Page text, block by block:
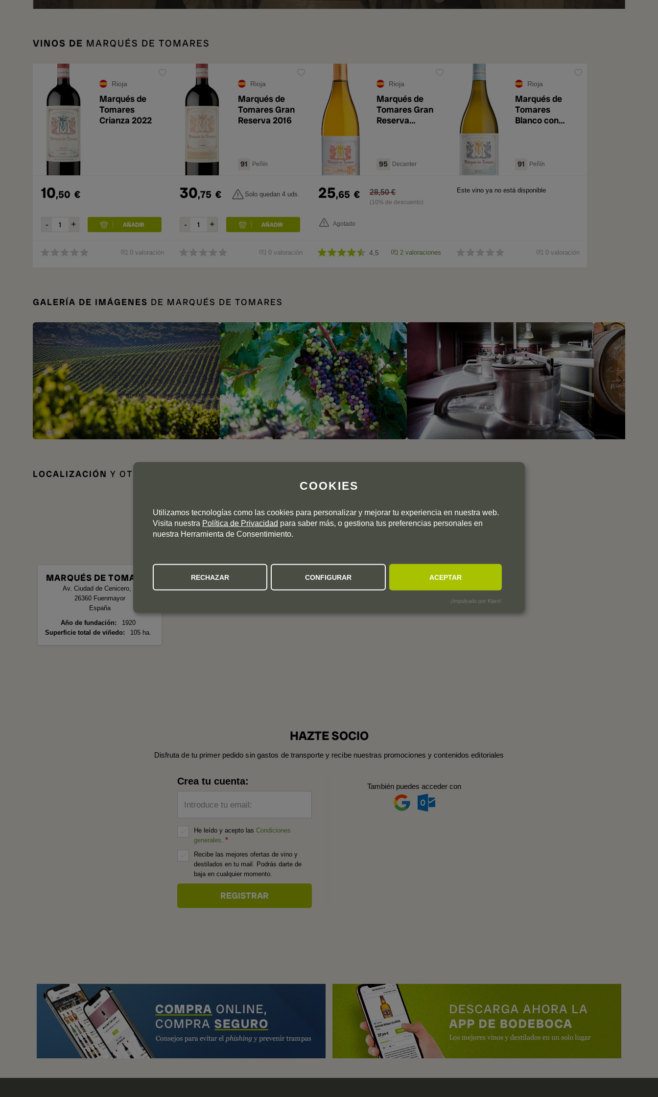
VINOS DE MARQUÉS DE TOMARES
Rioja
Marqués de
Tomares
Crianza 2022
10,50 €
0 valoración
Rioja
Marqués de
Tomares Gran
Reserva 2016
91 Peñín
30,75 € Solo quedan 4 uds.
0 valoración
Rioja
Marqués de
Tomares Gran
Reserva
95 Decanter
25,65 € 28,50 €
(10% de descuento)
Agotado
4,5 2 valoraciones
Rioja
Marqués de
Tomares
Blanco con
91 Peñín
Este vino ya no está disponible
0 valoración
GALERÍA DE IMÁGENES DE MARQUÉS DE TOMARES
LOCALIZACIÓN Y OTROS DATOS DE INTERÉS
MARQUÉS DE TOMARES
Av. Ciudad de Cenicero, 0
26360 Fuenmayor
España
Año de fundación
1920
Superficie total de viñedo
105 ha.
HAZTE SOCIO
Disfruta de tu primer pedido sin gastos de transporte y recibe nuestras promociones y contenidos editoriales
Crea tu cuenta:
Introduce tu email:
He leído y acepto las Condiciones
generales.
Recibe las mejores ofertas de vino y
destilados en tu mail. Podrás darte de
baja en cualquier momento.
También puedes acceder con
COOKIES
Utilizamos tecnologías como las cookies para personalizar y mejorar tu experiencia en nuestra web.
Visita nuestra Política de Privacidad para saber más, o gestiona tus preferencias personales en
nuestra Herramienta de Consentimiento.
RECHAZAR CONFIGURAR ACEPTAR
¡Impulsado por Klaro!